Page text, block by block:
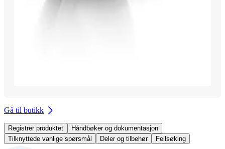
Gå til butikk
Registrer produktet
Håndbøker og dokumentasjon
Tilknyttede vanlige spørsmål
Deler og tilbehør Feilsøking